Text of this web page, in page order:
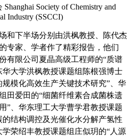
和下半场分别由洪枫教授、陈代杰
专家、学者作了精彩报告，他们
有限公司夏晶高级工程师的“质谱
大学洪枫教授课题组陈根强博士
模化高效生产关键技术研究”、华
田爱田的“细菌纤维素合成菌株遗
”、华东理工大学曹学君教授课题
结构调控及光催化水分解产氢性
荣绍丰教授课题组庄似玥的“人源